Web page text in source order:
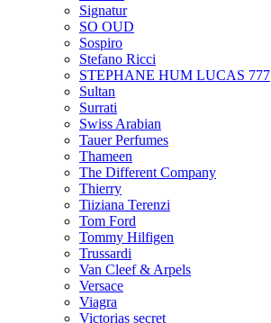
Signatur
SO OUD
Sospiro
Stefano Ricci
STEPHANE HUM LUCAS 777
Sultan
Surrati
Swiss Arabian
Tauer Perfumes
Thameen
The Different Company
Thierry
Tiiziana Terenzi
Tom Ford
Tommy Hilfigen
Trussardi
Van Cleef & Arpels
Versace
Viagra
Victorias secret